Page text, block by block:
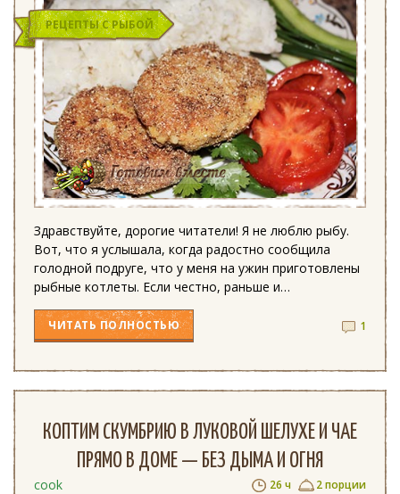
РЕЦЕПТЫ С РЫБОЙ
Здравствуйте, дорогие читатели! Я не люблю рыбу.
Вот, что я услышала, когда радостно сообщила
голодной подруге, что у меня на ужин приготовлены
рыбные котлеты. Если честно, раньше и…
ЧИТАТЬ ПОЛНОСТЬЮ 1
КОПТИМ СКУМБРИЮ В ЛУКОВОЙ ШЕЛУХЕ И ЧАЕ
ПРЯМО В ДОМЕ — БЕЗ ДЫМА И ОГНЯ
cook 26 ч 2 порции